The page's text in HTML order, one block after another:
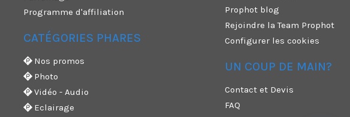
Programme d'affiliation
CATÉGORIES PHARES
Nos promos
Photo
Vidéo - Audio
Eclairage
Prophot blog
Rejoindre la Team Prophot
Configurer les cookies
UN COUP DE MAIN?
Contact et Devis
FAQ